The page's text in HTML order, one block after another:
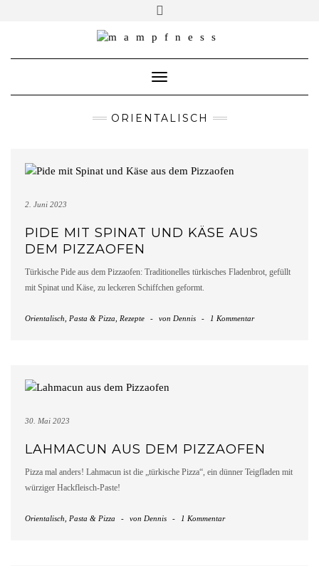
ÜBER MAMPFNESS
DATENSCHUTZToggle Navigation
ORIENTALISCH
2. Juni 2023
PIDE MIT SPINAT UND KÄSE AUS
DEM PIZZAOFEN
Türkische Pide aus dem Pizzaofen: Traditionelles türkisches Fladenbrot, gefüllt
mit Spinat und Käse, zu leckeren Schiffchen geformt.
Orientalisch Pasta & Pizza Rezepte - von Dennis - 1 Kommentar
30. Mai 2023
LAHMACUN AUS DEM PIZZAOFEN
Pizza mal anders! Lahmacun ist die „türkische Pizza“, ein dünner Teigfladen mit
würziger Hackfleisch-Paste!
Orientalisch Pasta & Pizza - von Dennis - 1 Kommentar